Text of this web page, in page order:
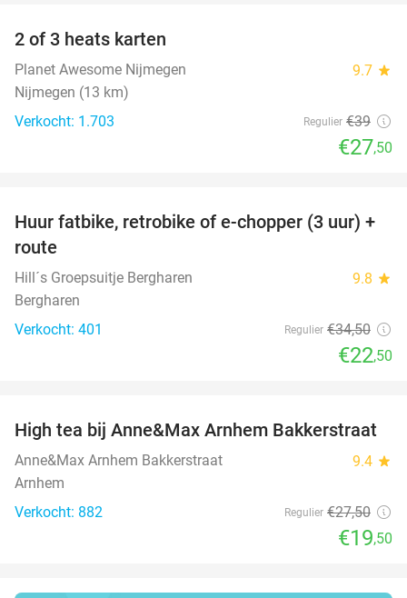
2 of 3 heats karten
Planet Awesome Nijmegen 9.7 star
Nijmegen (13 km)
Verkocht: 1.703
Regulier €39
€27,50
35%
Huur fatbike, retrobike of e-chopper (3 uur) +
route
Hill´s Groepsuitje Bergharen 9.8 star
Bergharen
Verkocht: 401
Regulier €34,50
€22,50
29%
High tea bij Anne&Max Arnhem Bakkerstraat
Anne&Max Arnhem Bakkerstraat 9.4 star
Arnhem
Verkocht: 882
Regulier €27,50
€19,50